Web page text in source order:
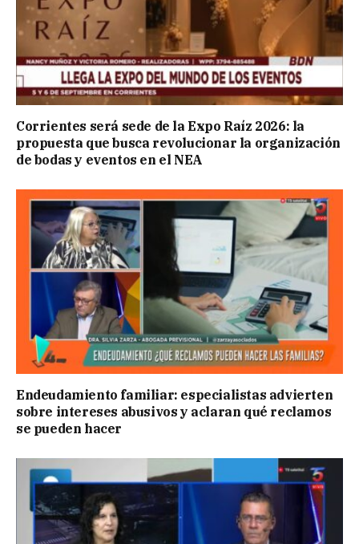
Corrientes será sede de la Expo Raíz 2026: la
propuesta que busca revolucionar la organización
de bodas y eventos en el NEA
Endeudamiento familiar: especialistas advierten
sobre intereses abusivos y aclaran qué reclamos
se pueden hacer